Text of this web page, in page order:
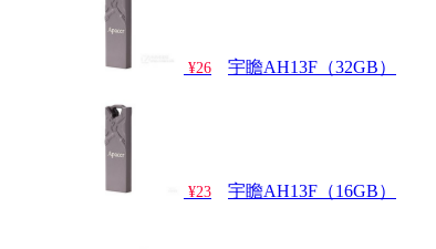
¥26 宇瞻AH13F（32GB）
¥23 宇瞻AH13F（16GB）